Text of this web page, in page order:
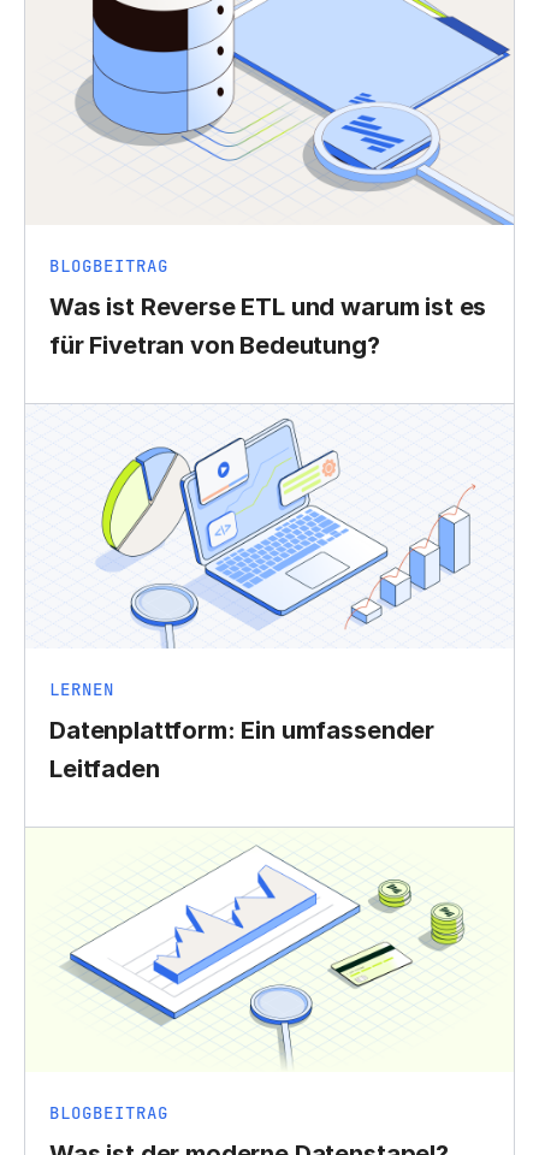
BLOGBEITRAG
Was ist Reverse ETL und warum ist es
für Fivetran von Bedeutung?
LERNEN
Datenplattform: Ein umfassender
Leitfaden
BLOGBEITRAG